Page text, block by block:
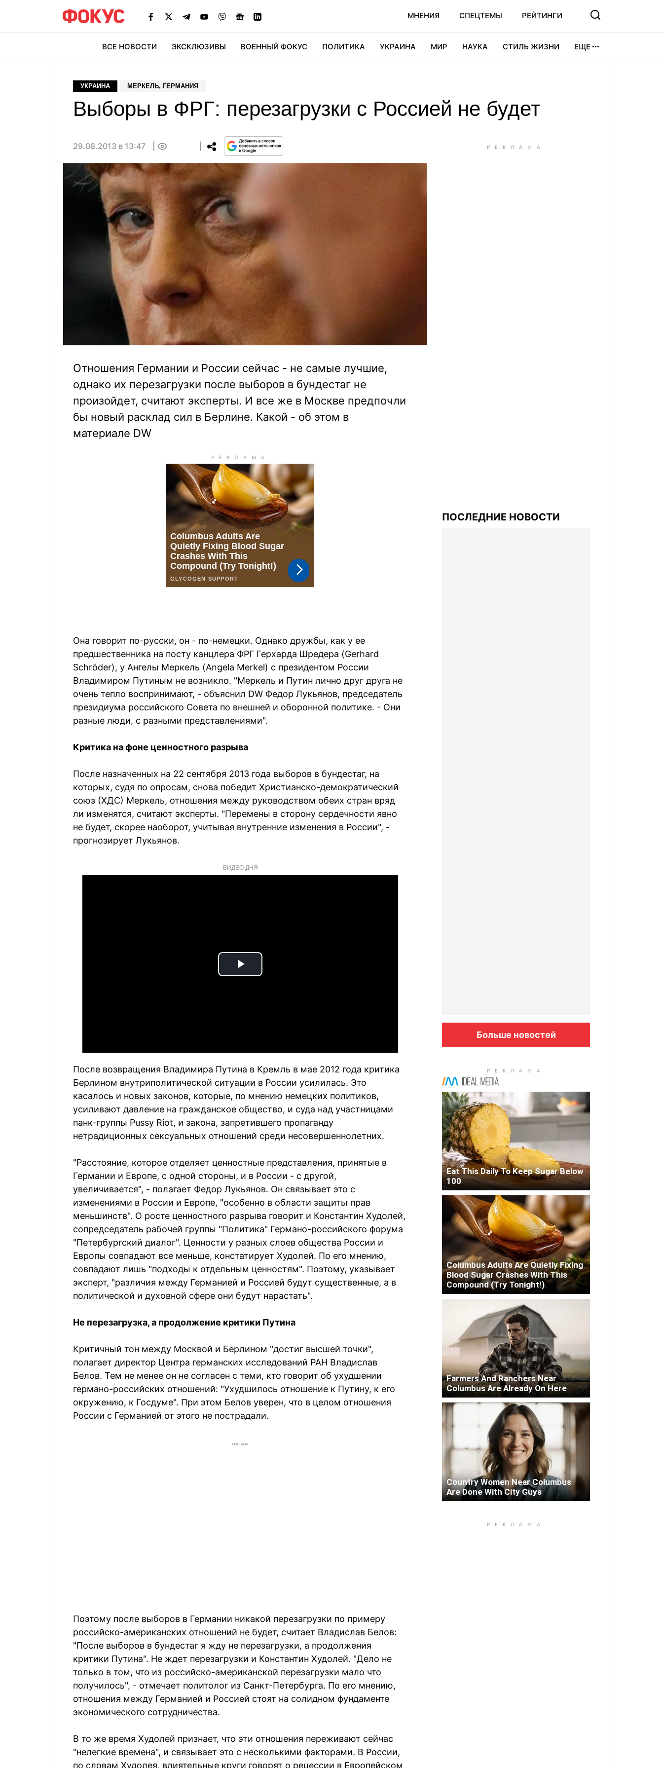
МНЕНИЯ СПЕЦТЕМЫ РЕЙТИНГИ
ВСЕ НОВОСТИ ЭКСКЛЮЗИВЫ ВОЕННЫЙ ФОКУС ПОЛИТИКА УКРАИНА МИР НАУКА СТИЛЬ ЖИЗНИ ЕЩЕ
УКРАИНА МЕРКЕЛЬ, ГЕРМАНИЯ
Выборы в ФРГ: перезагрузки с Россией не будет
29.08.2013 в 13:47
Отношения Германии и России сейчас - не самые лучшие,
однако их перезагрузки после выборов в бундестаг не
произойдет, считают эксперты. И все же в Москве предпочли
бы новый расклад сил в Берлине. Какой - об этом в
материале DW
Она говорит по-русски, он - по-немецки. Однако дружбы, как у ее
предшественника на посту канцлера ФРГ Герхарда Шредера (Gerhard
Schröder), у Ангелы Меркель (Angela Merkel) с президентом России
Владимиром Путиным не возникло. "Меркель и Путин лично друг друга не
очень тепло воспринимают, - объяснил DW Федор Лукьянов, председатель
президиума российского Совета по внешней и оборонной политике. - Они
разные люди, с разными представлениями".
Критика на фоне ценностного разрыва
После назначенных на 22 сентября 2013 года выборов в бундестаг, на
которых, судя по опросам, снова победит Христианско-демократический
союз (ХДС) Меркель, отношения между руководством обеих стран вряд
ли изменятся, считают эксперты. "Перемены в сторону сердечности явно
не будет, скорее наоборот, учитывая внутренние изменения в России", -
прогнозирует Лукьянов.
ВИДЕО ДНЯ
Play
После возвращения Владимира Путина в Кремль в мае 2012 года критика
Берлином внутриполитической ситуации в России усилилась. Это
касалось и новых законов, которые, по мнению немецких политиков,
усиливают давление на гражданское общество, и суда над участницами
панк-группы Pussy Riot, и закона, запретившего пропаганду
нетрадиционных сексуальных отношений среди несовершеннолетних.
"Расстояние, которое отделяет ценностные представления, принятые в
Германии и Европе, с одной стороны, и в России - с другой,
увеличивается", - полагает Федор Лукьянов. Он связывает это с
изменениями в России и Европе, "особенно в области защиты прав
меньшинств". О росте ценностного разрыва говорит и Константин Худолей,
сопредседатель рабочей группы "Политика" Германо-российского форума
"Петербургский диалог". Ценности у разных слоев общества России и
Европы совпадают все меньше, констатирует Худолей. По его мнению,
совпадают лишь "подходы к отдельным ценностям". Поэтому, указывает
эксперт, "различия между Германией и Россией будут существенные, а в
политической и духовной сфере они будут нарастать".
Не перезагрузка, а продолжение критики Путина
Критичный тон между Москвой и Берлином "достиг высшей точки",
полагает директор Центра германских исследований РАН Владислав
Белов. Тем не менее он не согласен с теми, кто говорит об ухудшении
германо-российских отношений: "Ухудшилось отношение к Путину, к его
окружению, к Госдуме". При этом Белов уверен, что в целом отношения
России с Германией от этого не пострадали.
РЕКЛАМА
Поэтому после выборов в Германии никакой перезагрузки по примеру
российско-американских отношений не будет, считает Владислав Белов:
"После выборов в бундестаг я жду не перезагрузки, а продолжения
критики Путина". Не ждет перезагрузки и Константин Худолей. "Дело не
только в том, что из российско-американской перезагрузки мало что
получилось", - отмечает политолог из Санкт-Петербурга. По его мнению,
отношения между Германией и Россией стоят на солидном фундаменте
экономического сотрудничества.
В то же время Худолей признает, что эти отношения переживают сейчас
"нелегкие времена", и связывает это с несколькими факторами. В России,
по словам Худолея, влиятельные круги говорят о рецессии в Европейском
ПОСЛЕДНИЕ НОВОСТИ
Больше новостей